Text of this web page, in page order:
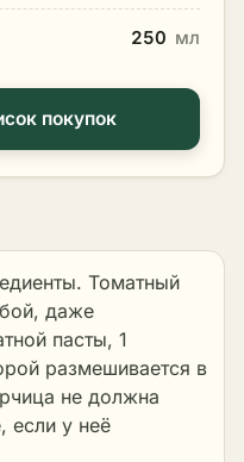
250 мл
покупок
Томатный
даже
пасты, 1
размешивается в
не должна
если у неё